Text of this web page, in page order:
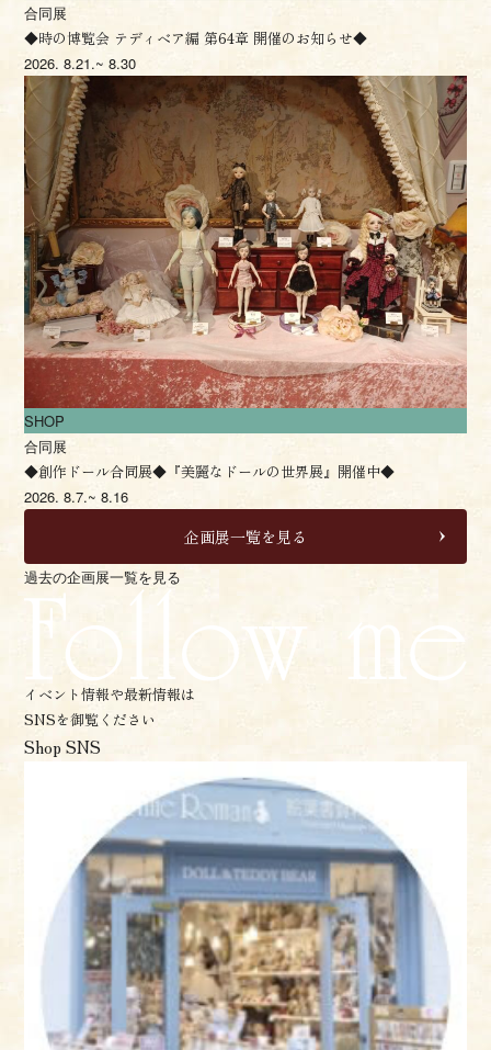
合同展
◆時の博覧会 テディベア編 第64章 開催のお知らせ◆
2026.8.21.~ 8.30
SHOP
合同展
◆創作ドール合同展◆『美麗なドールの世界展』開催中◆
2026.8.7.~ 8.16
企画展一覧を見る
過去の企画展一覧を見る
イベント情報や最新情報は
SNSを御覧ください
Shop SNS